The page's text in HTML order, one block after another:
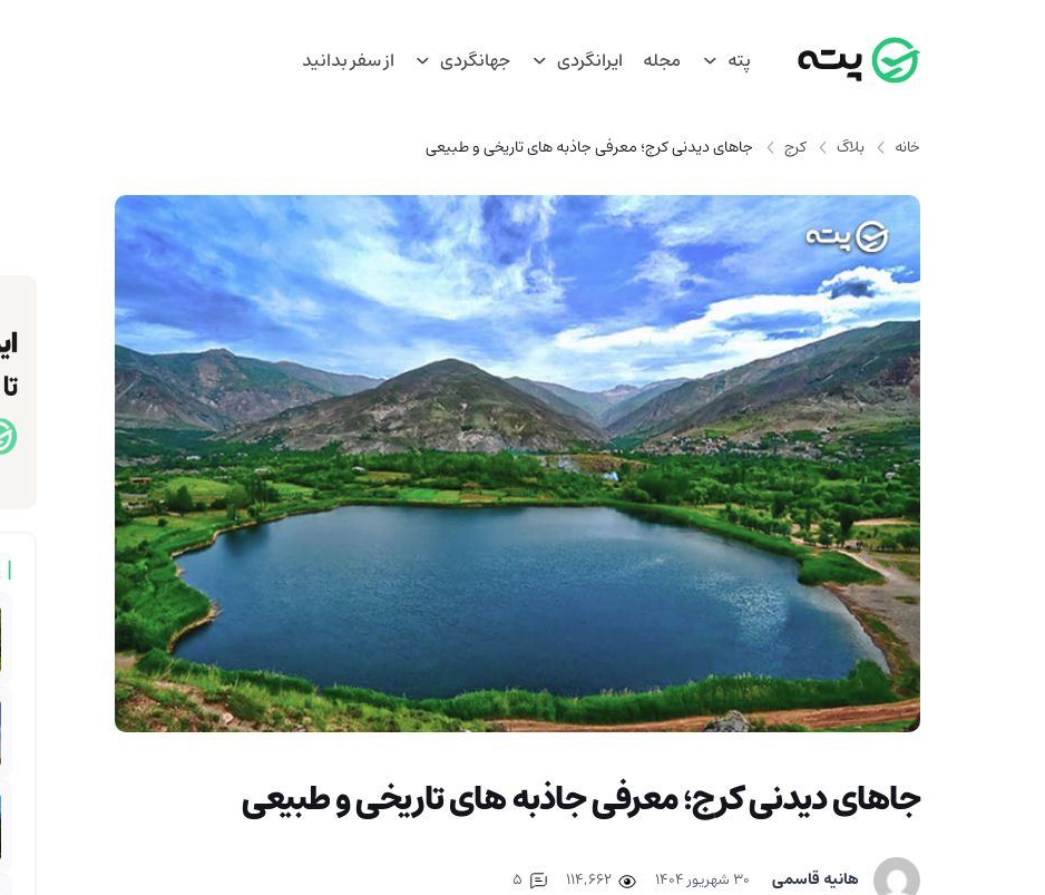
پته مجله ایرانگردی جهانگردی از سفر بدانید
خانه بلاگ کرج جاهای دیدنی کرج؛ معرفی جاذبه های تاریخی و طبیعی
جاهای دیدنی کرج؛ معرفی جاذبه های تاریخی و طبیعی
هانیه قاسمی ۳۰ شهریور ۱۴۰۴ 114,662
|